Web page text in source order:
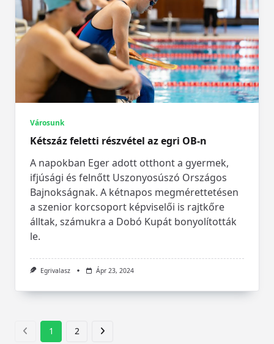
Városunk
Kétszáz feletti részvétel az egri OB-n
A napokban Eger adott otthont a gyermek,
ifjúsági és felnőtt Uszonyosúszó Országos
Bajnokságnak. A kétnapos megmérettetésen
a szenior korcsoport képviselői is rajtkőre
álltak, számukra a Dobó Kupát bonyolították
le.
Egrivalasz Ápr 23, 2024
1 2